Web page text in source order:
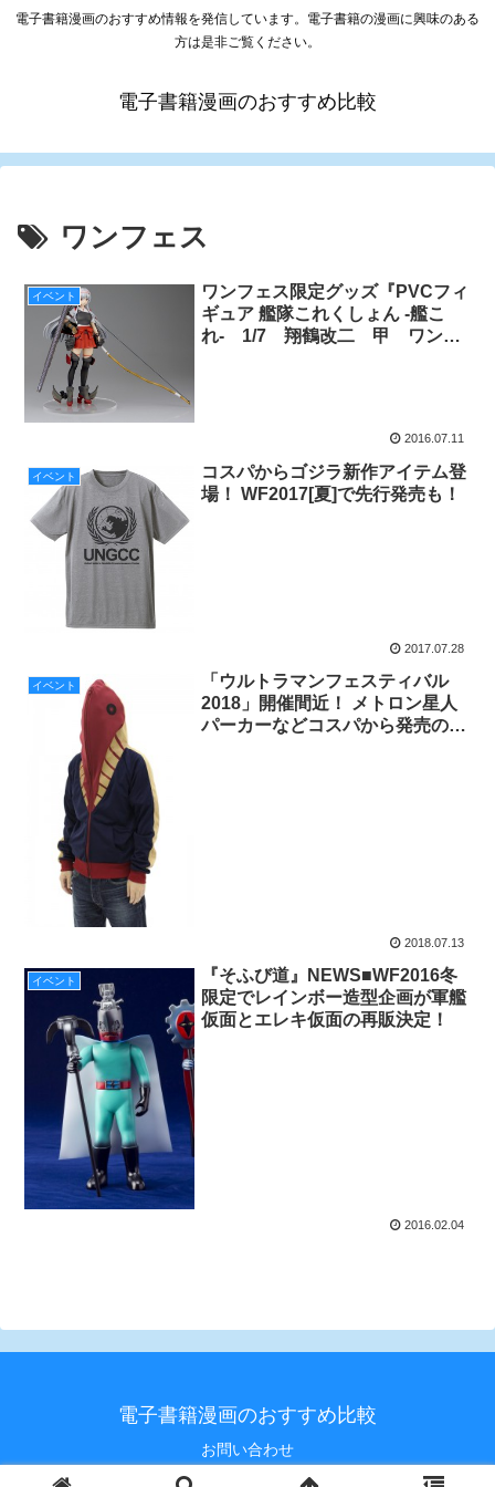
電子書籍漫画のおすすめ情報を発信しています。電子書籍の漫画に興味のある
方は是非ご覧ください。
電子書籍漫画のおすすめ比較
ワンフェス
イベント
ワンフェス限定グッズ『PVCフィ
ギュア 艦隊これくしょん -艦こ
れ- 1/7 翔鶴改二 甲 ワンフ
2016.07.11
イベント
コスパからゴジラ新作アイテム登
場！ WF2017[夏]で先行発売も！
2017.07.28
イベント
「ウルトラマンフェスティバル
2018」開催間近！ メトロン星人
パーカーなどコスパから発売の先
2018.07.13
イベント
『そふび道』NEWS■WF2016冬
限定でレインボー造型企画が軍艦
仮面とエレキ仮面の再販決定！
2016.02.04
電子書籍漫画のおすすめ比較
お問い合わせ